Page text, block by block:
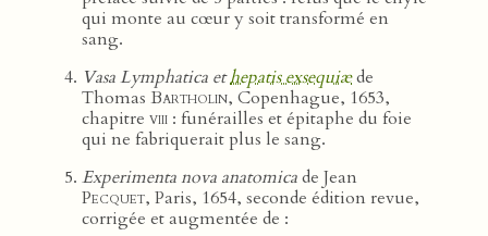
qui monte au cœur y soit transformé en
sang.
Vasa Lymphatica ethepatis exsequiæde
Thomas Bartholin, Copenhague, 1653,
chapitre viii : funérailles et épitaphe du foie
qui ne fabriquerait plus le sang.
Experimenta nova anatomicade Jean
Pecquet, Paris, 1654, seconde édition revue,
corrigée et augmentée de :